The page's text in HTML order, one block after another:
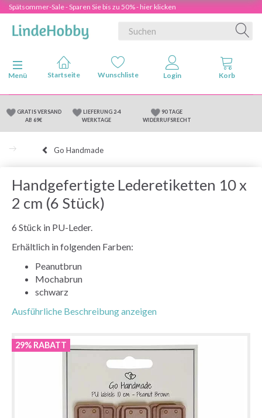
Spätsommer-Sale - Sparen Sie bis zu 50% - hier klicken
Anzeige ändern
Menü
GRATIS VERSAND
AB 69€
LIEFERUNG 2-4
WERKTAGE
90 TAGE
WIDERRUFSRECHT
Go Handmade
Handgefertigte Lederetiketten 10 x
2 cm (6 Stück)
6 Stück in PU-Leder.
Erhältlich in folgenden Farben:
Peanutbrun
Mochabrun
schwarz
Ausführliche Beschreibung anzeigen
29% RABATT